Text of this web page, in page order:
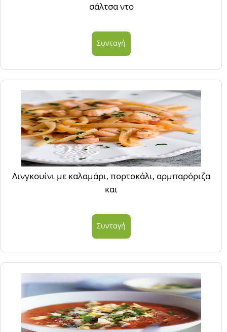
σάλτσα ντο
Συνταγή
Λινγκουίνι με καλαμάρι, πορτοκάλι, αρμπαρόριζα
και
Συνταγή